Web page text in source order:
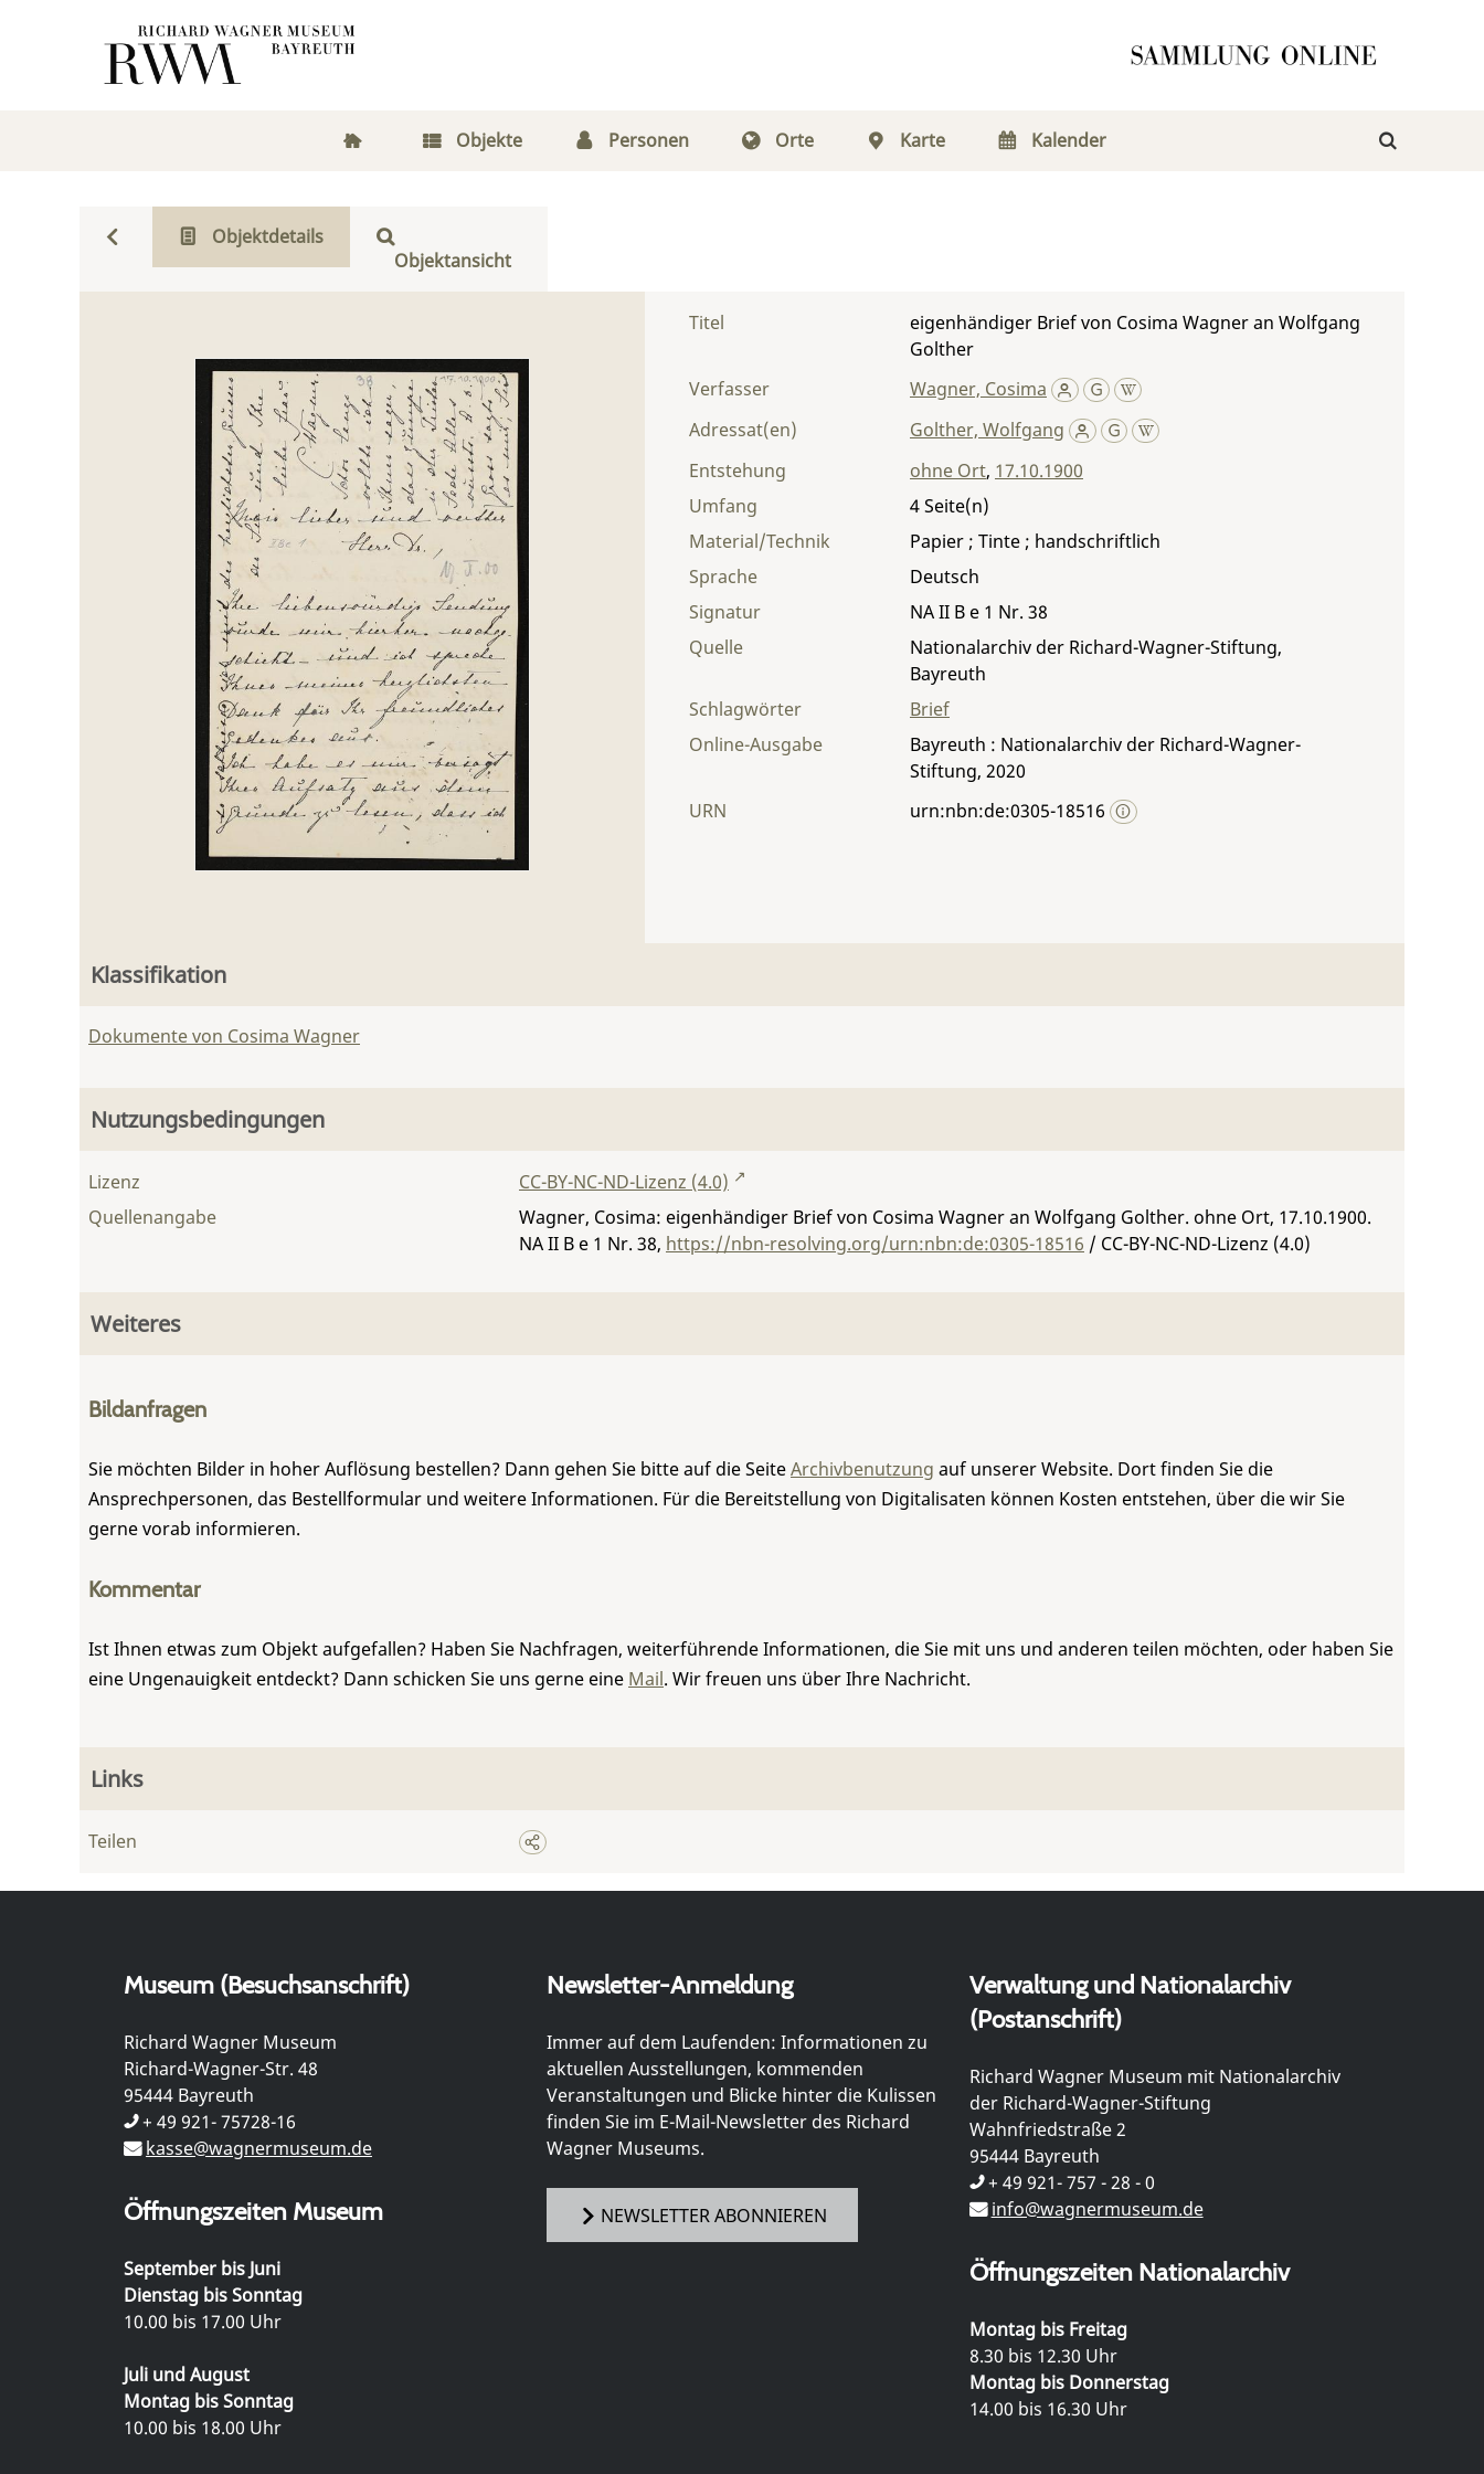
Objekte Personen Orte Karte Kalender
Objektdetails
Objektansicht
Titel
eigenhändiger Brief von Cosima Wagner an Wolfgang
Golther
Verfasser
Wagner, Cosima
Adressat(en)
Golther, Wolfgang
Entstehung
ohne Ort, 17.10.1900
Umfang
4
Material/Technik
Papier ; Tinte ; handschriftlich
Sprache
Deutsch
Signatur
NA II B e 1 Nr. 38
Quelle
Nationalarchiv der Richard-Wagner-Stiftung,
Bayreuth
Schlagwörter
Brief
Online-Ausgabe
Bayreuth : Nationalarchiv der Richard-Wagner-
Stiftung, 2020
URN
urn:nbn:de:0305-18516
Klassifikation
Dokumente von Cosima Wagner
Nutzungsbedingungen
Lizenz
CC-BY-NC-ND-Lizenz (4.0)
Quellenangabe
Wagner, Cosima: eigenhändiger Brief von Cosima Wagner an Wolfgang Golther. ohne Ort, 17.10.1900.
NA II B e 1 Nr. 38, https://nbn-resolving.org/urn:nbn:de:0305-18516 / CC-BY-NC-ND-Lizenz (4.0)
Weiteres
Bildanfragen
Sie möchten Bilder in hoher Auflösung bestellen? Dann gehen Sie bitte auf die SeiteArchivbenutzung auf unserer Website. Dort finden Sie die
Ansprechpersonen, das Bestellformular und weitere Informationen. Für die Bereitstellung von Digitalisaten können Kosten entstehen, über die wir Sie
gerne vorab informieren.
Kommentar
Ist Ihnen etwas zum Objekt aufgefallen? Haben Sie Nachfragen, weiterführende Informationen, die Sie mit uns und anderen teilen möchten, oder haben Sie
eine Ungenauigkeit entdeckt? Dann schicken Sie uns gerne eine Mail. Wir freuen uns über Ihre Nachricht.
Links
Teilen
Museum (Besuchsanschrift)
Richard Wagner Museum
Richard-Wagner-Str. 48
95444 Bayreuth
+ 49 921- 75728-16
kasse@wagnermuseum.de
Öffnungszeiten Museum
September bis Juni
Dienstag bis Sonntag
10.00 bis 17.00 Uhr
Juli und August
Montag bis Sonntag
10.00 bis 18.00 Uhr
Newsletter-Anmeldung
Immer auf dem Laufenden: Informationen zu
aktuellen Ausstellungen, kommenden
Veranstaltungen und Blicke hinter die Kulissen
finden Sie im E-Mail-Newsletter des Richard
Wagner Museums.
NEWSLETTER ABONNIEREN
Verwaltung und Nationalarchiv
(Postanschrift)
Richard Wagner Museum mit Nationalarchiv
der Richard-Wagner-Stiftung
Wahnfriedstraße 2
95444 Bayreuth
+ 49 921- 757 - 28 - 0
info@wagnermuseum.de
Öffnungszeiten Nationalarchiv
Montag bis Freitag
8.30 bis 12.30 Uhr
Montag bis Donnerstag
14.00 bis 16.30 Uhr